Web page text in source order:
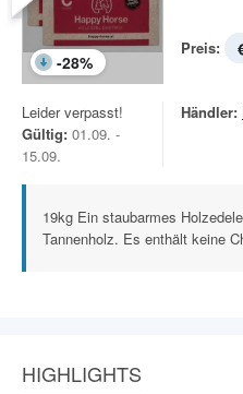
-28%
Preis:
Leider verpasst!
Gültig: 01.09. -
15.09.
Händler:
19kg Ein staubarmes
Tannenholz. Es enthält keine
HIGHLIGHTS